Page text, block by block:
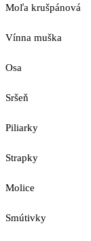
Moľa krušpánová
Vínna muška
Osa
Sršeň
Piliarky
Strapky
Molice
Smútivky